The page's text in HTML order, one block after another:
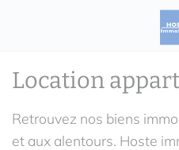
Location
Retrouvez nos biens
et aux alentours. Hoste